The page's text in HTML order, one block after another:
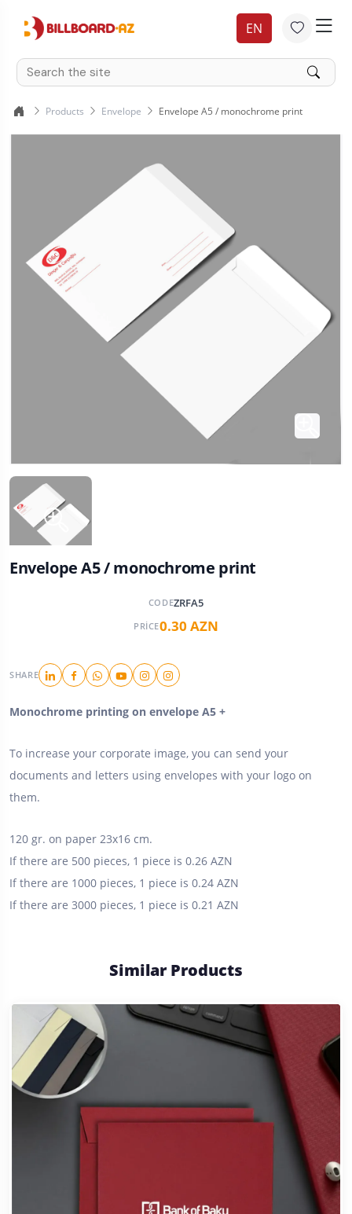
EN
Products Envelope Envelope A5 / monochrome print
Envelope A5 / monochrome print
CODEZRFA5
PRICE0.30 AZN
SHARE
Monochrome printing on envelope A5 +
To increase your corporate image, you can send your
documents and letters using envelopes with your logo on
them.
120 gr. on paper 23x16 cm.
If there are 500 pieces, 1 piece is 0.26 AZN
If there are 1000 pieces, 1 piece is 0.24 AZN
If there are 3000 pieces, 1 piece is 0.21 AZN
Similar Products